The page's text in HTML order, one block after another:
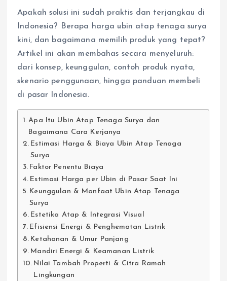
Apakah solusi ini sudah praktis dan terjangkau di
Indonesia? Berapa harga ubin atap tenaga surya
kini, dan bagaimana memilih produk yang tepat?
Artikel ini akan membahas secara menyeluruh:
dari konsep, keunggulan, contoh produk nyata,
skenario penggunaan, hingga panduan membeli
di pasar Indonesia.
Apa Itu Ubin Atap Tenaga Surya dan
Bagaimana Cara Kerjanya
Estimasi Harga & Biaya Ubin Atap Tenaga
Surya
Faktor Penentu Biaya
Estimasi Harga per Ubin di Pasar Saat Ini
Keunggulan & Manfaat Ubin Atap Tenaga
Surya
Estetika Atap & Integrasi Visual
Efisiensi Energi & Penghematan Listrik
Ketahanan & Umur Panjang
Mandiri Energi & Keamanan Listrik
Nilai Tambah Properti & Citra Ramah
Lingkungan